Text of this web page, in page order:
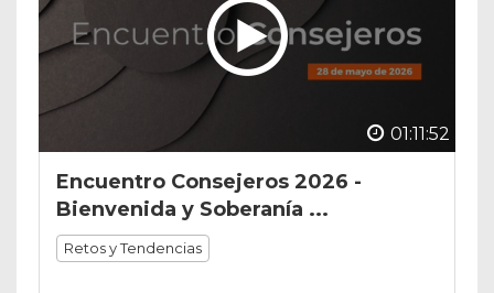
01:11:52
Encuentro Consejeros 2026 -
Bienvenida y Soberanía ...
Retos y Tendencias